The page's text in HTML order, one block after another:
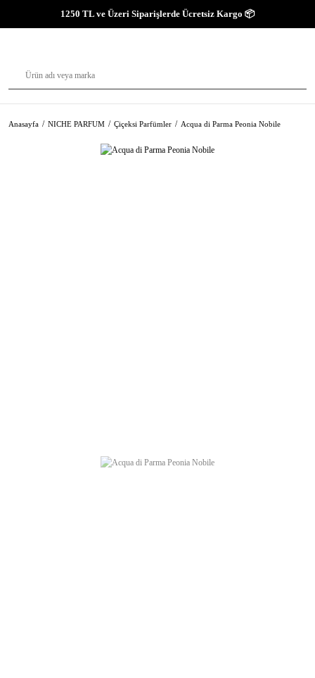
1250 TL ve Üzeri Siparişlerde Ücretsiz Kargo 📦
Anasayfa NICHE PARFUM Çiçeksi Parfümler Acqua di Parma Peonia Nobile